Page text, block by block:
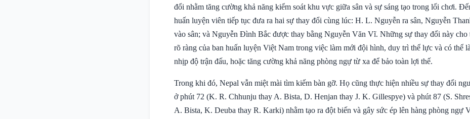
đổi nhằm tăng cường khả năng kiểm soát khu vực giữa sân và sự sáng tạo trong lối chơi.
huấn luyện viên tiếp tục đưa ra hai sự thay đổi cùng lúc: H. L. Nguyễn ra sân, Nguyễn
vào sân; và Nguyễn Đình Bắc được thay bằng Nguyễn Văn Vĩ. Những sự thay đổi này cho
rõ ràng của ban huấn luyện Việt Nam trong việc làm mới đội hình, duy trì thể lực và có thể
nhịp độ trận đấu, hoặc tăng cường khả năng phòng ngự từ xa để bảo toàn lợi thế.
Trong khi đó, Nepal vẫn miệt mài tìm kiếm bàn gỡ. Họ cũng thực hiện nhiều sự thay đổi
ở phút 72 (K. R. Chhunju thay A. Bista, D. Henjan thay J. K. Gillespye) và phút 87 (S.
A. Bista, K. Deuba thay R. Karki) nhằm tạo ra đột biến và gây sức ép lên hàng phòng ngự